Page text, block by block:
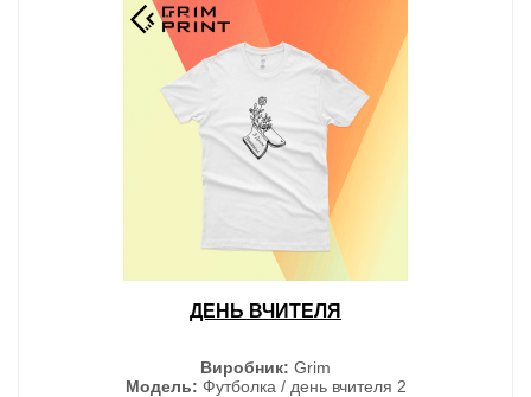
ДЕНЬ ВЧИТЕЛЯ
Виробник: Grim
Модель: Футболка / день вчителя 2